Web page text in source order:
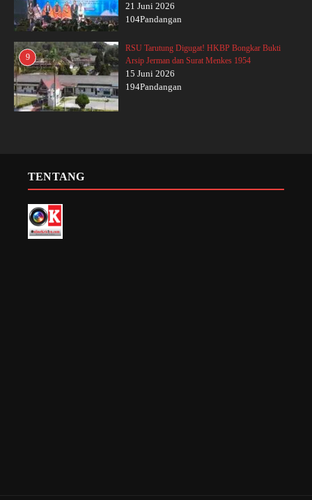
21 Juni 2026
104Pandangan
9
RSU Tarutung Digugat! HKBP Bongkar Bukti
Arsip Jerman dan Surat Menkes 1954
15 Juni 2026
194Pandangan
TENTANG